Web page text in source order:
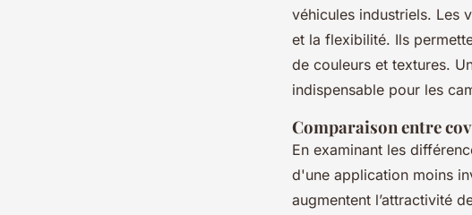
véhicules industriels. Les
et la flexibilité. Ils
de couleurs et textures.
indispensable pour les
Comparaison entre
En examinant les
d'une application moins
augmentent l’attractivité